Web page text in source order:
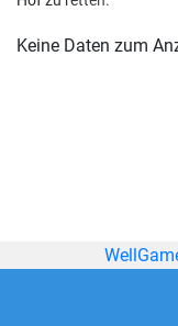
Keine Daten zum